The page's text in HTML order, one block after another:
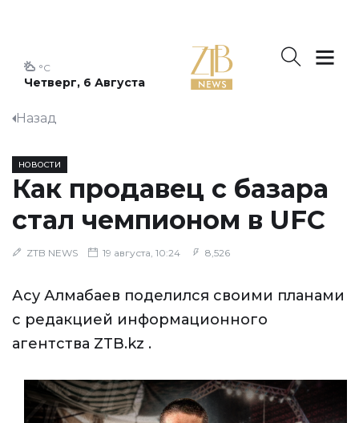
Четверг, 6 Августа
°C
Назад
НОВОСТИ
Как продавец с базара
стал чемпионом в UFC
ZTB NEWS 19 августа, 10:24 8,526
Асу Алмабаев поделился cвоими планами
с редакцией информационного
агентства ZTB.kz .